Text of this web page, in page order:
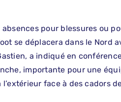
pour blessures ou
se déplacera dans le Nord
a indiqué en
importante pour une
face à des cadors